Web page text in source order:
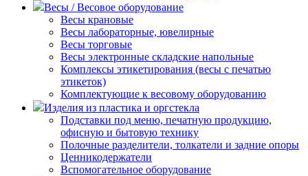
Весы / Весовое оборудование
Весы крановые
Весы лабораторные, ювелирные
Весы торговые
Весы электронные складские напольные
Комплексы этикетирования (весы с печатью
этикеток)
Комплектующие к весовому оборудованию
Изделия из пластика и оргстекла
Подставки под меню, печатную продукцию,
офисную и бытовую технику
Полочные разделители, толкатели и задние опоры
Ценникодержатели
Вспомогательное оборудование